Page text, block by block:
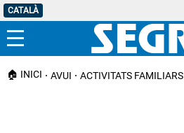
CATALÀ
Menú
🏠 INICI AVUI ACTIVITATS FAMILIARS